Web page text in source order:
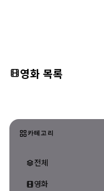
영화 목록
카테고리
전체
영화